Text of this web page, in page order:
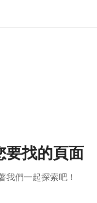
要找的頁面
我們一起探索吧！